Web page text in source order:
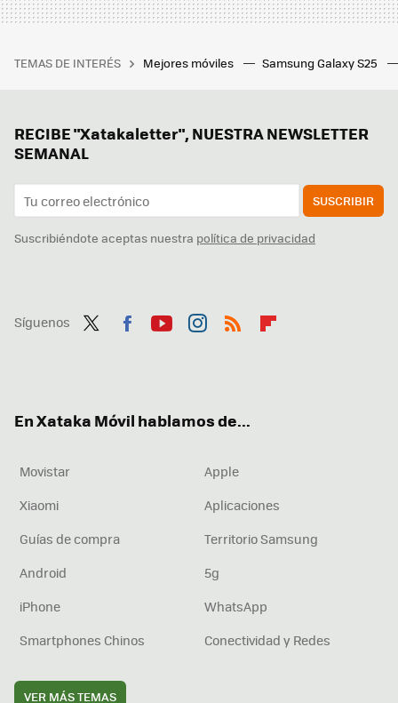
TEMAS DE INTERÉS Mejores móviles Samsung Galaxy S25
RECIBE "Xatakaletter", NUESTRA NEWSLETTER
SEMANAL
SUSCRIBIR
Suscribiéndote aceptas nuestra política de privacidad
Síguenos
En Xataka Móvil hablamos de...
Movistar
Apple
Xiaomi
Aplicaciones
Guías de compra
Territorio Samsung
Android
5g
iPhone
WhatsApp
Smartphones Chinos
Conectividad y Redes
VER MÁS TEMAS